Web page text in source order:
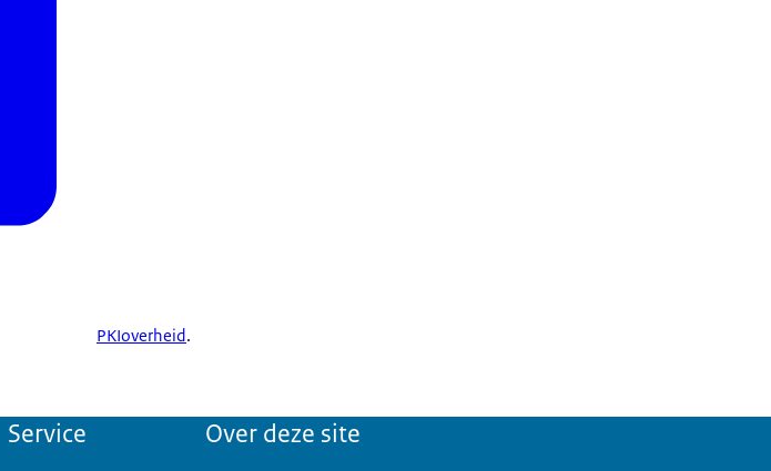
PKIoverheid.
Service Over deze site